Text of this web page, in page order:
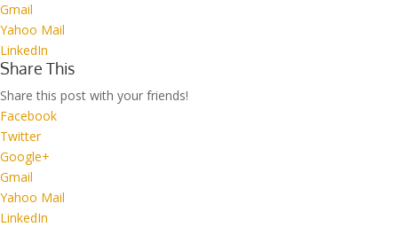
Gmail
Yahoo Mail
LinkedIn
Share This
Share this post with your friends!
Facebook
Twitter
Google+
Gmail
Yahoo Mail
LinkedIn